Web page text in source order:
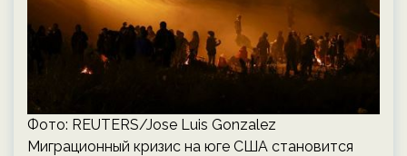
Фото: REUTERS/Jose Luis Gonzalez
Миграционный кризис на юге США становится